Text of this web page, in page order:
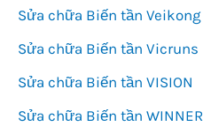
Sửa chữa Biến tần Veikong
Sửa chữa Biến tần Vicruns
Sửa chữa Biến tần VISION
Sửa chữa Biến tần WINNER